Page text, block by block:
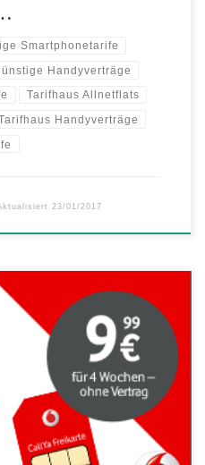
Smartphonetarife
Handyverträge
Tarifhaus Allnetflats
Handyverträge
23/01/2017
und Bestandskunden LTE-
und EU-Roaming
Netz jetzt auch für alle
dem 18. Januar bekommen Neu-
im Vodafone D2 ,CallYa